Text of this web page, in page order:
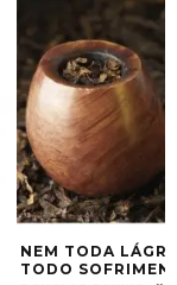
NEM TODA
TODO